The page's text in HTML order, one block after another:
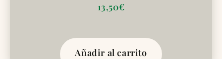
13,50€
Añadir al carrito